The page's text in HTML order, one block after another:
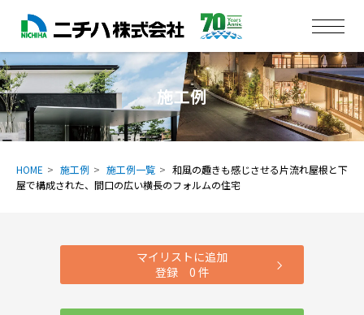
施工例
HOME 施工例 施工例一覧
和風の趣きも感じさせる片流れ屋根と下
屋で構成された、間口の広い横長のフォルムの住宅
マイリストに追加
登録 0 件